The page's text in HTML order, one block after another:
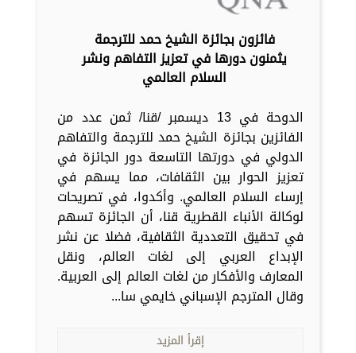
فائزون بجائزة الشيخ حمد للترجمة
يثمنون دورها في تعزيز التفاهم ونشر
السلام العالمي
الدوحة في 13 ديسمبر /قنا/ ثمن عدد من
الفائزين بجائزة الشيخ حمد للترجمة والتفاهم
الدولي في دورتها التاسعة دور الجائزة في
تعزيز الحوار بين الثقافات، مما يسهم في
إرساء السلام العالمي. وأكدوا، في تصريحات
لوكالة الأنباء القطرية قنا، أن الجائزة تسهم
في تحقيق التعددية الثقافية، فضلا عن نشر
الإبداع العربي إلى لغات العالم، ونقل
المعارف والأفكار من لغات العالم إلى العربية.
وقال المترجم الإسباني خايمي سا...
إقرأ المزيد